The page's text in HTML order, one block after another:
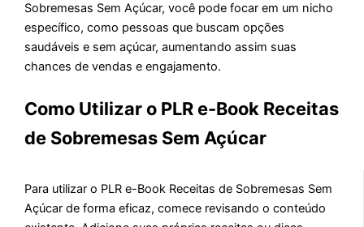
Sobremesas Sem Açúcar, você pode focar em um nicho
específico, como pessoas que buscam opções
saudáveis e sem açúcar, aumentando assim suas
chances de vendas e engajamento.
Como Utilizar o PLR e-Book Receitas
de Sobremesas Sem Açúcar
Para utilizar o PLR e-Book Receitas de Sobremesas Sem
Açúcar de forma eficaz, comece revisando o conteúdo